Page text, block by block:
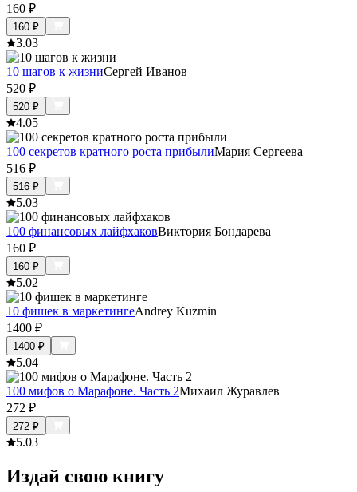
160 ₽
160 ₽
3.03
10 шагов к жизниСергей Иванов
520 ₽
520 ₽
4.05
100 секретов кратного роста прибылиМария Сергеева
516 ₽
516 ₽
5.03
100 финансовых лайфхаковВиктория Бондарева
160 ₽
160 ₽
5.02
10 фишек в маркетингеAndrey Kuzmin
1400 ₽
1400 ₽
5.04
100 мифов о Марафоне. Часть 2Михаил Журавлев
272 ₽
272 ₽
5.03
Издай свою книгу